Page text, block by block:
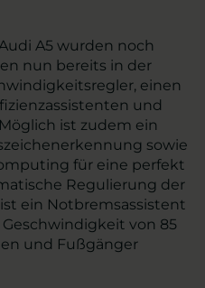
A5 wurden noch
nun bereits in der
einen
und
ist zudem ein
sowie
für eine perfekt
Regulierung der
ein Notbremsassistent
von 85
und Fußgänger